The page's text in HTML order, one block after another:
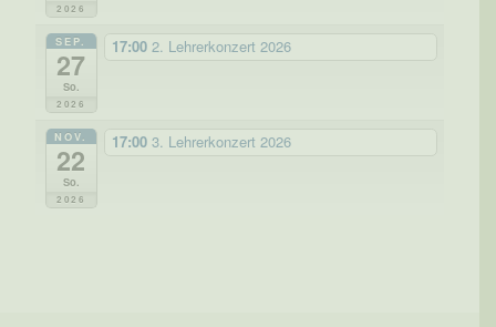
2026
SEP.
27
So.
2026
17:00 2. Lehrerkonzert 2026
NOV.
22
So.
2026
17:00 3. Lehrerkonzert 2026